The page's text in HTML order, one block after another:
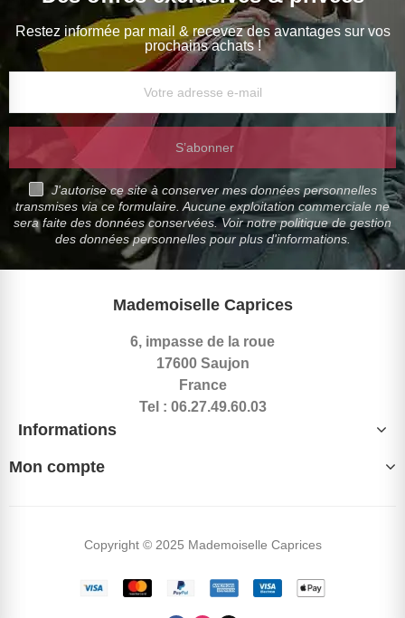
Restez informée par mail & recevez des avantages sur vos
prochains achats !
S’abonner
J'autorise ce site à conserver mes données personnelles
transmises via ce formulaire. Aucune exploitation commerciale ne
sera faite des données conservées. Voir notre politique de gestion
des données personnelles pour plus d'informations.
Mademoiselle Caprices
6, impasse de la roue
17600 Saujon
France
Tel : 06.27.49.60.03
Informations
Mon compte
Copyright © 2025 Mademoiselle Caprices